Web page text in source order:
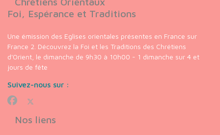
Foi, Espérance et Traditions
Une émission des Eglises orientales présentes en France sur
France 2. Découvrez la Foi et les Traditions des Chrétiens
d'Orient, le dimanche de 9h30 à 10h00 - 1 dimanche sur 4 et
jours de fête
Suivez-nous sur :
Nos liens